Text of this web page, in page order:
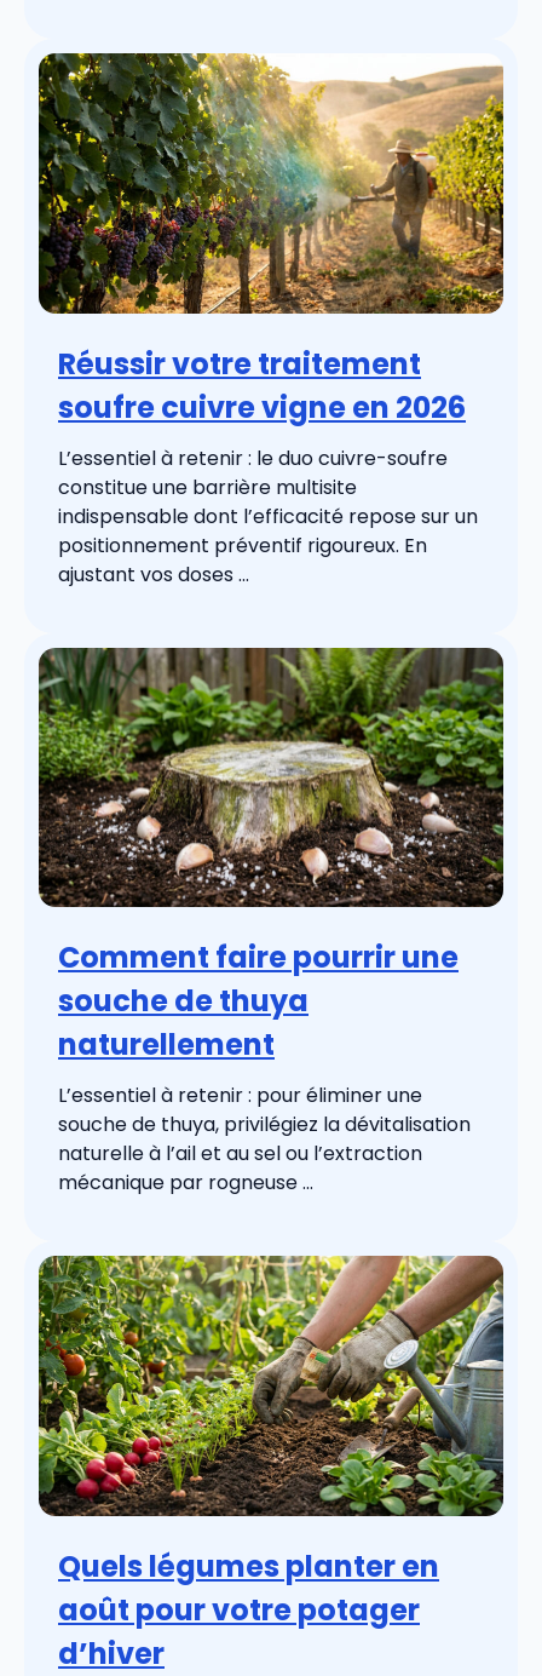
Réussir votre traitement
soufre cuivre vigne en 2026
L’essentiel à retenir : le duo cuivre-soufre
constitue une barrière multisite
indispensable dont l’efficacité repose sur un
positionnement préventif rigoureux. En
ajustant vos doses ...
Comment faire pourrir une
souche de thuya
naturellement
L’essentiel à retenir : pour éliminer une
souche de thuya, privilégiez la dévitalisation
naturelle à l’ail et au sel ou l’extraction
mécanique par rogneuse ...
Quels légumes planter en
août pour votre potager
d’hiver